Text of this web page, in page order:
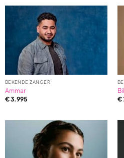
BEKENDE ZANGER
Ammar
€3.995
€